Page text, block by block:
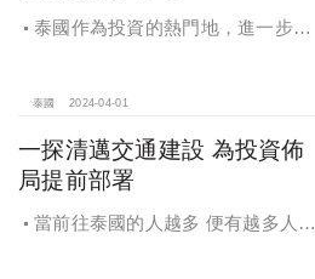
泰國作為投資的熱門地，進一步了
泰國 2024-04-01
一探清邁交通建設 為投資佈
局提前部署
當前往泰國的人越多 便有越多人發